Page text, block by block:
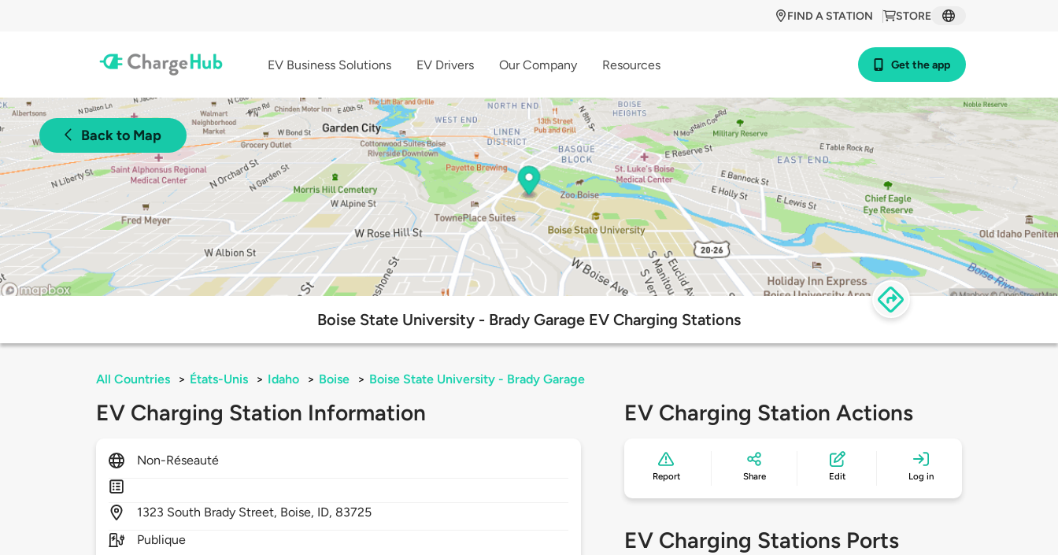
STORE
FIND A STATION
EV Business Solutions EV Drivers Our Company Resources Get the app
Back to Map
Boise State University - Brady Garage EV Charging Stations
All Countries > États-Unis > Idaho > Boise > Boise State University - Brady Garage
EV Charging Station Information
Non-Réseauté
1323 South Brady Street, Boise, ID, 83725
Publique
EV Charging Station Actions
Report Share Edit Log in
EV Charging Stations Ports